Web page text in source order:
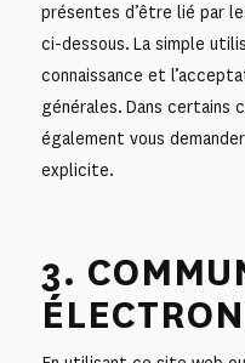
présentes d’être lié par
ci-dessous. La simple
connaissance et
générales. Dans certains
également vous
explicite.
3.